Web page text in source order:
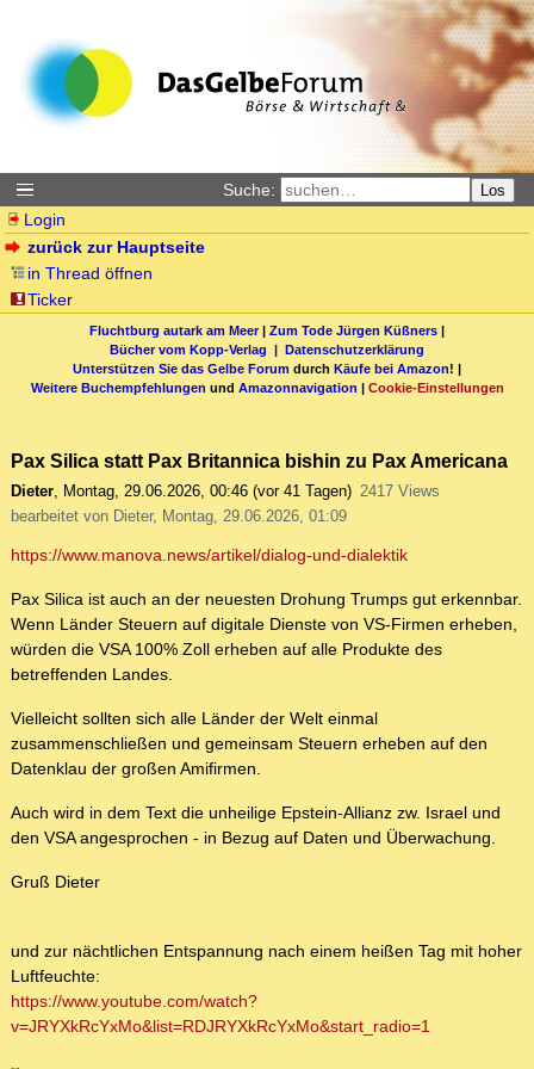
Suche: Los
Login
zurück zur Hauptseite
in Thread öffnen
Ticker
Fluchtburg autark am Meer| Zum Tode Jürgen Küßners |
Bücher vom Kopp-Verlag | Datenschutzerklärung
Unterstützen Sie das Gelbe Forum durch Käufe bei Amazon! |
Weitere Buchempfehlungen und Amazonnavigation | Cookie-Einstellungen
Pax Silica statt Pax Britannica bishin zu Pax Americana
Dieter, Montag, 29.06.2026, 00:46 (vor 41 Tagen) 2417 Views
bearbeitet von Dieter, Montag, 29.06.2026, 01:09
https://www.manova.news/artikel/dialog-und-dialektik
Pax Silica ist auch an der neuesten Drohung Trumps gut erkennbar.
Wenn Länder Steuern auf digitale Dienste von VS-Firmen erheben,
würden die VSA 100% Zoll erheben auf alle Produkte des
betreffenden Landes.
Vielleicht sollten sich alle Länder der Welt einmal
zusammenschließen und gemeinsam Steuern erheben auf den
Datenklau der großen Amifirmen.
Auch wird in dem Text die unheilige Epstein-Allianz zw. Israel und
den VSA angesprochen - in Bezug auf Daten und Überwachung.
Gruß Dieter
und zur nächtlichen Entspannung nach einem heißen Tag mit hoher
Luftfeuchte:
https://www.youtube.com/watch?
v=JRYXkRcYxMo&list=RDJRYXkRcYxMo&start_radio=1